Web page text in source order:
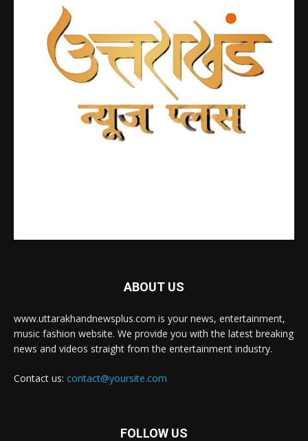
ABOUT US
www.uttarakhandnewsplus.com is your news, entertainment,
music fashion website. We provide you with the latest breaking
news and videos straight from the entertainment industry.
Contact us: contact@yoursite.com
FOLLOW US